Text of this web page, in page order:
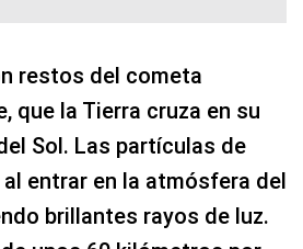
restos del cometa
que la Tierra cruza en su
Sol. Las partículas de
entrar en la atmósfera del
brillantes rayos de luz.